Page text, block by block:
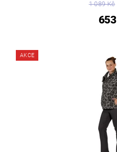
1 089 Kč
AKCE